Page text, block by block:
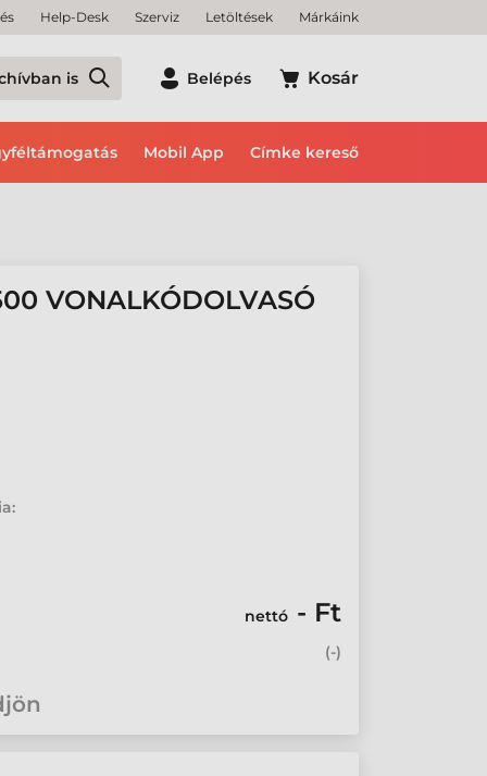
Help-Desk Szerviz Letöltések Márkáink
is Belépés Kosár
Mobil App Címke kereső
VONALKÓDOLVASÓ
nettó - Ft
(-)